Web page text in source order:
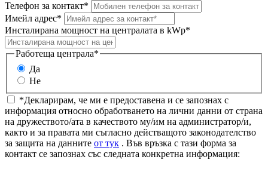
Телефон за контакт*
Имейл адрес*
Инсталирана мощност на централата в kWp*
Работеща централа*
Да
Не
*Декларирам, че ми е предоставена и се запознах с
информация относно обработването на лични данни от страна
на дружеството/ата в качеството му/им на администратор/и,
както и за правата ми съгласно действащото законодателство
за защита на данните от тук . Във връзка с тази форма за
контакт се запознах със следната конкретна информация: